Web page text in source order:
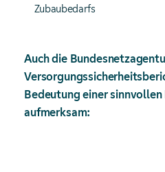
Zubaubedarfs
Auch die
Bedeutung einer
aufmerksam: